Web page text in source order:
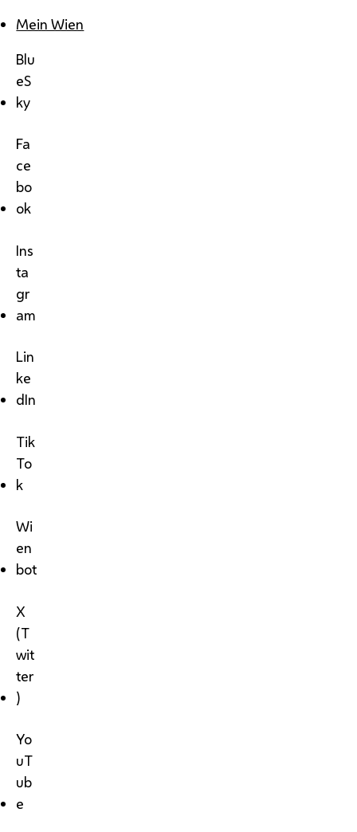
Mein Wien
Blu
eS
ky
Fa
ce
bo
ok
Ins
ta
gr
am
Lin
ke
dIn
Tik
To
k
Wi
en
bot
X
(T
wit
ter
)
Yo
uT
ub
e